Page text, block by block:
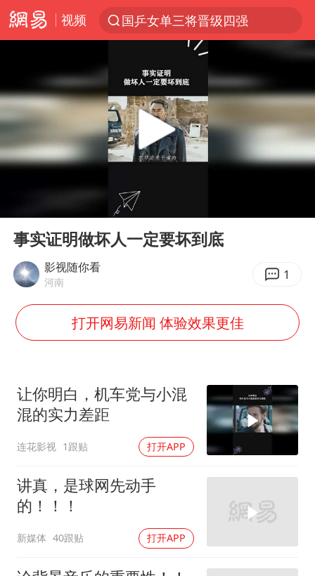
视频
国乒女单三将晋级四强
光影经济撬动暑期消费新蓝海
新疆优化调整景区内自驾服务费
上四休三，但降薪1000元，你接受吗？
夏日经济乘“热”而上 消费市场向“新”而行
白海豚将正面袭击贯穿浙江
央视新主播李秋莹孙亚鹏亮相
酒店花洒现排泄物住客索赔遭拒
杭州全市有序停课
36岁男演员成景区NPC后人气爆棚
全民健身事业高质量发展
几元成本的AI广告导致千万市值蒸发
乐享全民健身 共筑健康中国
Play
事实证明做坏人一定要坏到底
影视随你看
河南 1
打开网易新闻 体验效果更佳
让你明白，机车党与小混
混的实力差距
连花影视 1跟贴 打开APP
讲真，是球网先动手
的！！！
新媒体 40跟贴 打开APP